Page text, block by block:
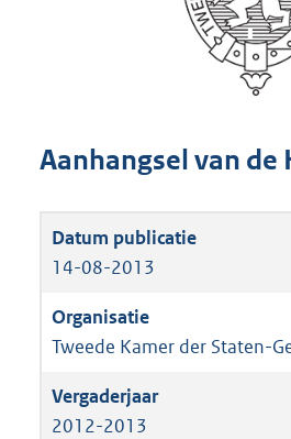
Aanhangsel van de
14-08-2013
Tweede Kamer der Staten-
2012-2013